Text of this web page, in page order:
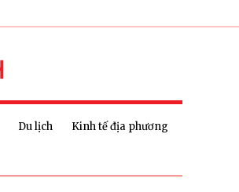
Du lịch
Kinh tế địa phương